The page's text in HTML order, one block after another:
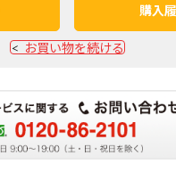
購入